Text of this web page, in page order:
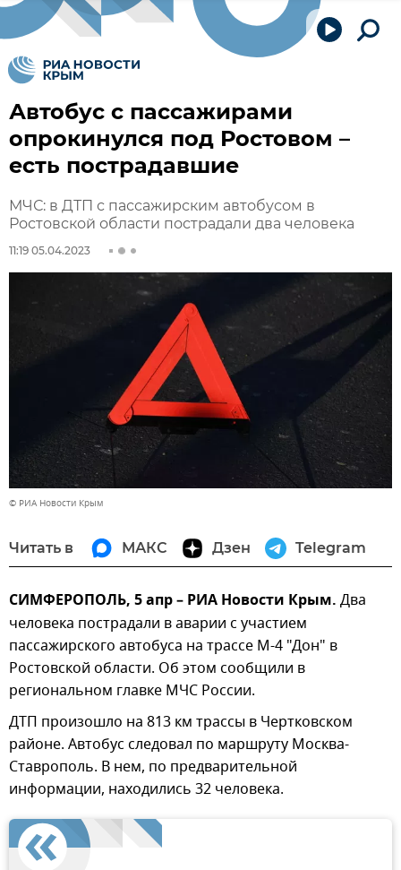
Автобус с пассажирами
опрокинулся под Ростовом –
есть пострадавшие
МЧС: в ДТП с пассажирским автобусом в
Ростовской области пострадали два человека
11:19 05.04.2023
© РИА Новости Крым
Читать в МАКС Дзен Telegram
СИМФЕРОПОЛЬ, 5 апр – РИА Новости Крым. Два
человека пострадали в аварии с участием
пассажирского автобуса на трассе М-4 "Дон" в
Ростовской области. Об этом сообщили в
региональном главке МЧС России.
ДТП произошло на 813 км трассы в Чертковском
районе. Автобус следовал по маршруту Москва-
Ставрополь. В нем, по предварительной
информации, находились 32 человека.